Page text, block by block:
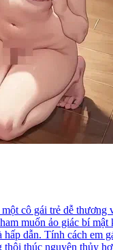
cô gái trẻ dễ thương
muốn ảo giác bí mật
hấp dẫn. Tính cách em
thúc nguyên thủy